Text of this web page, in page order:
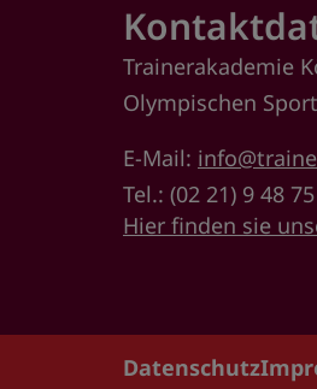
Trainerakademie
Olympischen
E-Mail:
Tel.: (02 21) 9 48
Hier finden sie
Footer
Datenschutz